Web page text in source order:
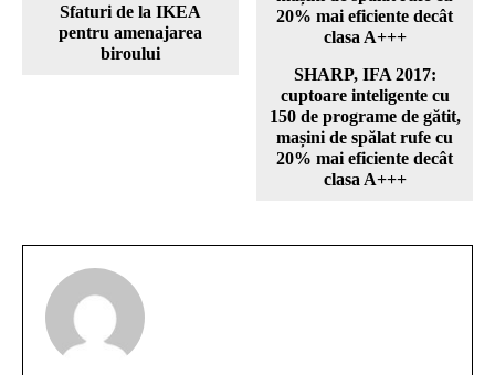
Sfaturi de la IKEA
pentru amenajarea
biroului
SHARP, IFA 2017:
cuptoare inteligente cu
150 de programe de gătit,
mașini de spălat rufe cu
20% mai eficiente decât
clasa A+++